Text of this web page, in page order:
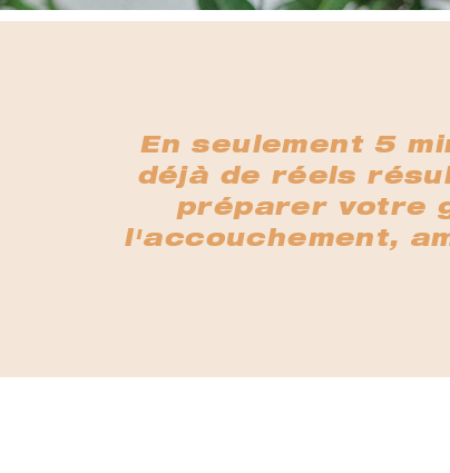
En seulement 5
déjà de réels
préparer votre
l'accouchement,